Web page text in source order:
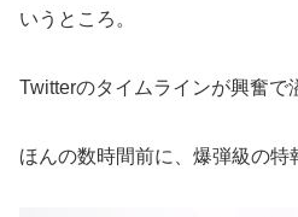
いうところ。
Twitterのタイムラインが興奮で
ほんの数時間前に、爆弾級の特